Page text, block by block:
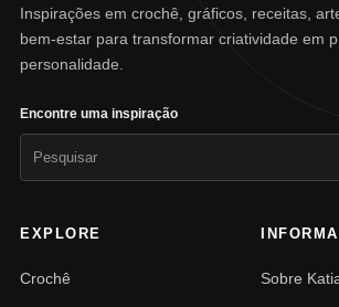
Inspirações em crochê, gráficos, receitas,
bem-estar para transformar criatividade em
personalidade.
Encontre uma inspiração
EXPLORE
Crochê Sobre